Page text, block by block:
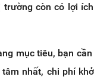
còn có lợi
mục tiêu, bạn
nhất, chi phí